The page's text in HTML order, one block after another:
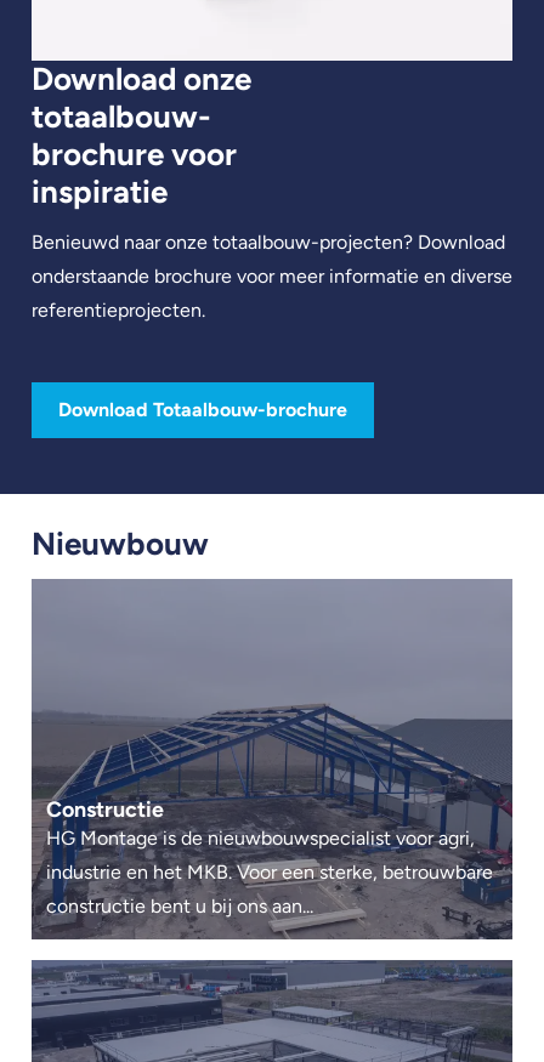
Download onze
totaalbouw-
brochure voor
inspiratie
Benieuwd naar onze totaalbouw-projecten? Download
onderstaande brochure voor meer informatie en diverse
referentieprojecten.
Download Totaalbouw-brochure
Nieuwbouw
Constructie
HG Montage is de nieuwbouwspecialist voor agri,
industrie en het MKB. Voor een sterke, betrouwbare
constructie bent u bij ons aan...